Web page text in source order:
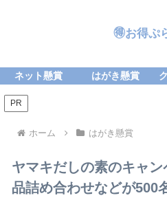
🉐お得ぷ
ネット懸賞 はがき懸賞
PR
ホーム はがき懸賞
ヤマキだしの素のキャ
品詰め合わせなどが500